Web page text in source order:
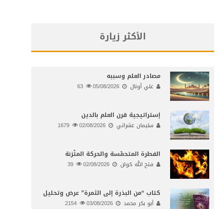
الأكثر زيارة
مصادر العلم وسببه
علي أونال 05/08/2026
إستراتيجية قرن العلم بالدين
سليمان عشراتي 02/08/2026
الفطرة المتحمّسة والحركة المتّزنة
فتح الله كولن 02/08/2026
كتاب “من البذرة إلى الثمرة” عرض وتحليل
أبو بكر محمد 03/08/2026